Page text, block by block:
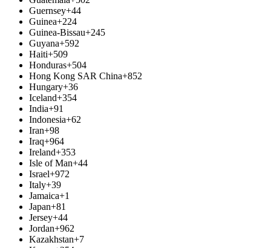
Guernsey+44
Guinea+224
Guinea-Bissau+245
Guyana+592
Haiti+509
Honduras+504
Hong Kong SAR China+852
Hungary+36
Iceland+354
India+91
Indonesia+62
Iran+98
Iraq+964
Ireland+353
Isle of Man+44
Israel+972
Italy+39
Jamaica+1
Japan+81
Jersey+44
Jordan+962
Kazakhstan+7